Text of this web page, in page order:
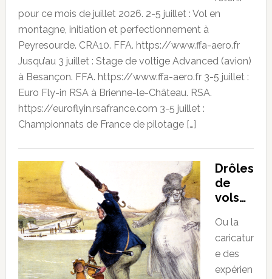
pour ce mois de juillet 2026. 2-5 juillet : Vol en
montagne, initiation et perfectionnement à
Peyresourde. CRA10. FFA. https://www.ffa-aero.fr
Jusqu’au 3 juillet : Stage de voltige Advanced (avion)
à Besançon. FFA. https://www.ffa-aero.fr 3-5 juillet :
Euro Fly-in RSA à Brienne-le-Château. RSA.
https://euroflyin.rsafrance.com 3-5 juillet :
Championnats de France de pilotage […]
Drôles
de
vols…
Ou la
caricatur
e des
expérien